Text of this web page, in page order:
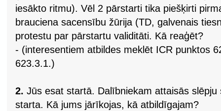
iesākto ritmu). Vēl 2 pārstarti tika piešķirti
brauciena sacensību žūrija (TD, galvenais
protestu par pārstartu validitāti. Kā reaģēt?
- (interesentiem atbildes meklēt ICR punktos
623.3.1.)
2. Jūs esat startā. Dalībniekam attaisās
starta. Kā jums jārīkojas, kā atbildīgajam?